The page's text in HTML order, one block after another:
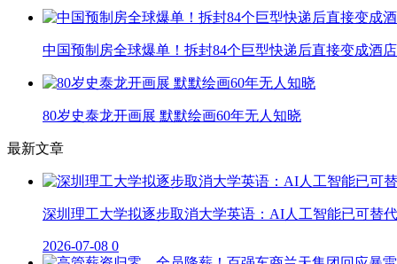
中国预制房全球爆单！拆封84个巨型快递后直接变成酒店
80岁史泰龙开画展 默默绘画60年无人知晓
最新文章
深圳理工大学拟逐步取消大学英语：AI人工智能已可替代
2026-07-08 0